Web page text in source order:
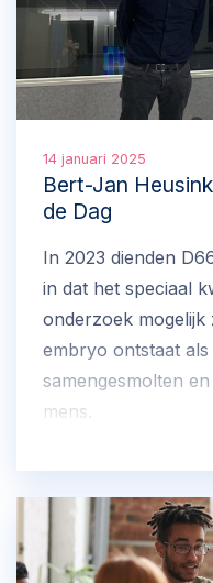
14 januari 2025
Bert-Jan
de Dag
In 2023 dienden
in dat het speciaal
onderzoek mogelijk
embryo ontstaat
samengesmolten
mens.